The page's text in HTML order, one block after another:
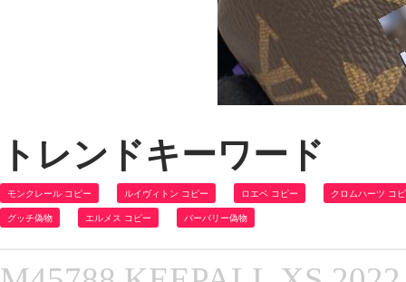
トレンドキーワード
モンクレール コピー ルイヴィトン コピー ロエベ コピー クロムハーツ コ
グッチ偽物 エルメス コピー バーバリー偽物